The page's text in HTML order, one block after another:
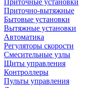
Приточные установки
Приточно-вытяжные
Бытовые установки
Вытяжные установки
Автоматика
Регуляторы скорости
Смесительные узлы
Щиты управления
Контроллеры
Пульты управления